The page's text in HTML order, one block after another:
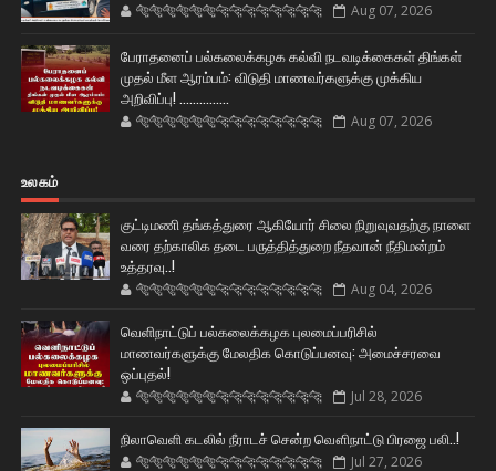
🐅🐅🐅🐅🐅🐅🐆🐆🐆🐆🐆🐆🐆🐆 Aug 07, 2026
பேராதனைப் பல்கலைக்கழக கல்வி நடவடிக்கைகள் திங்கள்
முதல் மீள ஆரம்பம்: விடுதி மாணவர்களுக்கு முக்கிய
அறிவிப்பு! ...............
🐅🐅🐅🐅🐅🐅🐆🐆🐆🐆🐆🐆🐆🐆 Aug 07, 2026
உலகம்
குட்டிமணி தங்கத்துரை ஆகியோர் சிலை நிறுவுவதற்கு நாளை
வரை தற்காலிக தடை பருத்தித்துறை நீதவான் நீதிமன்றம்
உத்தரவு..!
🐅🐅🐅🐅🐅🐅🐆🐆🐆🐆🐆🐆🐆🐆 Aug 04, 2026
வெளிநாட்டுப் பல்கலைக்கழக புலமைப்பரிசில்
மாணவர்களுக்கு மேலதிக கொடுப்பனவு: அமைச்சரவை
ஒப்புதல்!
🐅🐅🐅🐅🐅🐅🐆🐆🐆🐆🐆🐆🐆🐆 Jul 28, 2026
நிலாவெளி கடலில் நீராடச் சென்ற வௌிநாட்டு பிரஜை பலி..!
🐅🐅🐅🐅🐅🐅🐆🐆🐆🐆🐆🐆🐆🐆 Jul 27, 2026